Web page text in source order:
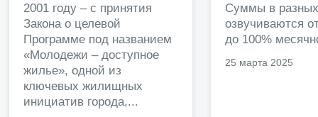
Расположение
До метро —пешком
Расстояние —10 мин
Удобства и подробности
2001 году – с принятия
Закона о целевой
Программе под названием
«Молодежи – доступное
жилье», одной из
ключевых жилищных
инициатив города,...
Суммы в
озвучиваются
до 100%
25 марта 2025